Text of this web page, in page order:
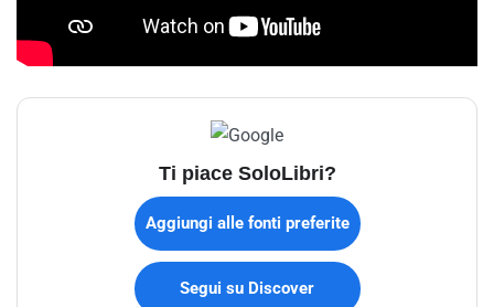
Ti piace SoloLibri?
Aggiungi alle fonti preferite
Segui su Discover